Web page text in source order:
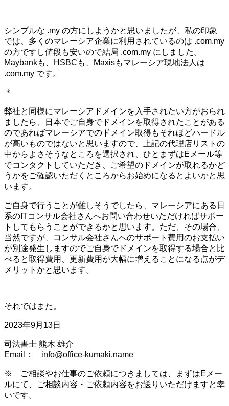
シンプルな .my の方にしようかと思いましたが、私の印象
では、多くのマレーシア企業に利用されているのは .com.my
の方ですし値段も安いので結局 .com.my にしました。
Maybankも、HSBCも、Maxisもマレーシア現地法人は
.com.my です。
＊
弊社と同様にマレーシアドメインを入手されたい方がおられ
ましたら、日本でご自身でドメインを取得されたことがある
のであればマレーシアでのドメイン取得もそれほどハードル
が高いものではないと思いますので、上記の代理店リストの
中からよさそうなところを選択され、ひとまずはEメール等
でコンタクトしていただき、ご希望のドメインが取れるかど
うかをご確認いただくところからお始めになるとよいかと思
います。
ご自身で行うことが難しそうでしたら、マレーシアにある日
系のITコンサル会社さんへお問い合わせいただければサポー
トしてもらうことができるかと思います。ただ、その場合、
当然ですが、コンサル会社さんへのサポート費用のお支払い
が別途発生しますのでご自身でドメインを取得する場合と比
べると取得費用、更新費用が大幅に増えることになる点がデ
メリットかと思います。
それではまた。
2023年9月13日
司法書士 熊木 雄介
Email： info@office-kumaki.name
※ ご相談やお仕事のご依頼につきましては、まずはEメー
ルにて、ご相談内容・ご依頼内容をお送りいただけますと幸
いです。